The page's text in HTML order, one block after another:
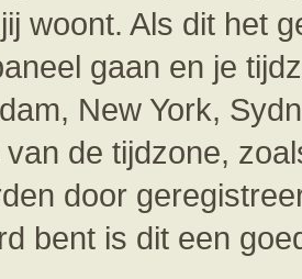
woont. Als dit het
gaan en je
New York,
de tijdzone,
door
bent is dit een